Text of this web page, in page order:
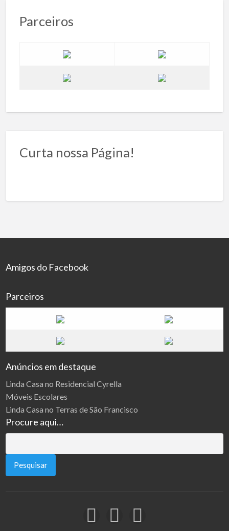
Parceiros
Curta nossa Página!
Amigos do Facebook
Parceiros
Anúncios em destaque
Linda Casa no Residencial Cyrella
Móveis Escolares
Linda Casa no Terras de São Francisco
Procure aqui…
por: